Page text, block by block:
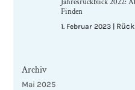
Jahresrückblick 2022:
Finden
1. Februar 2023
Archiv
Mai 2025